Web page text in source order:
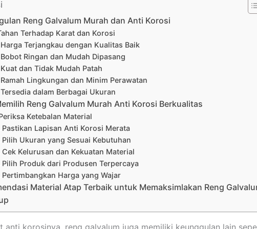
Reng Galvalum Murah dan Anti Korosi
Terhadap Karat dan Korosi
Terjangkau dengan Kualitas Baik
Ringan dan Mudah Dipasang
dan Tidak Mudah Patah
Lingkungan dan Minim Perawatan
dalam Berbagai Ukuran
Reng Galvalum Murah Anti Korosi Berkualitas
Ketebalan Material
Pastikan Lapisan Anti Korosi Merata
Pilih Ukuran yang Sesuai Kebutuhan
Cek Kelurusan dan Kekuatan Material
Pilih Produk dari Produsen Terpercaya
Pertimbangkan Harga yang Wajar
Material Atap Terbaik untuk Memaksimlakan Reng
anti korosinya, reng galvalum juga memiliki keunggulan lain